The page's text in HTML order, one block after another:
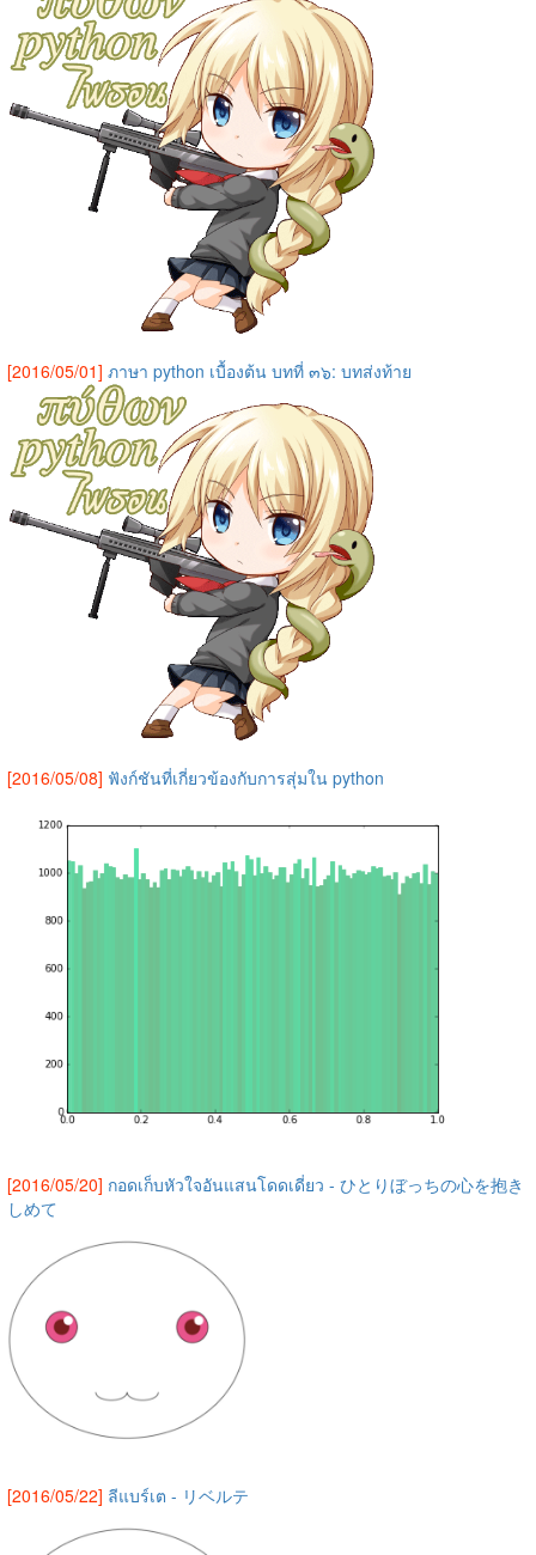
[2016/05/01] ภาษา python เบื้องต้น บทที่ ๓๖: บทส่งท้าย
[2016/05/08] ฟังก์ชันที่เกี่ยวข้องกับการสุ่มใน python
[2016/05/20] กอดเก็บหัวใจอันแสนโดดเดี่ยว - ひとりぼっちの心を抱き
しめて
[2016/05/22] ลีแบร์เต - リベルテ